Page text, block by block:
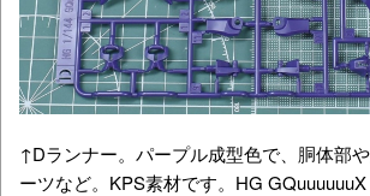
↑Dランナー。パープル成型色で、胴体部
ーツなど。KPS素材です。HG